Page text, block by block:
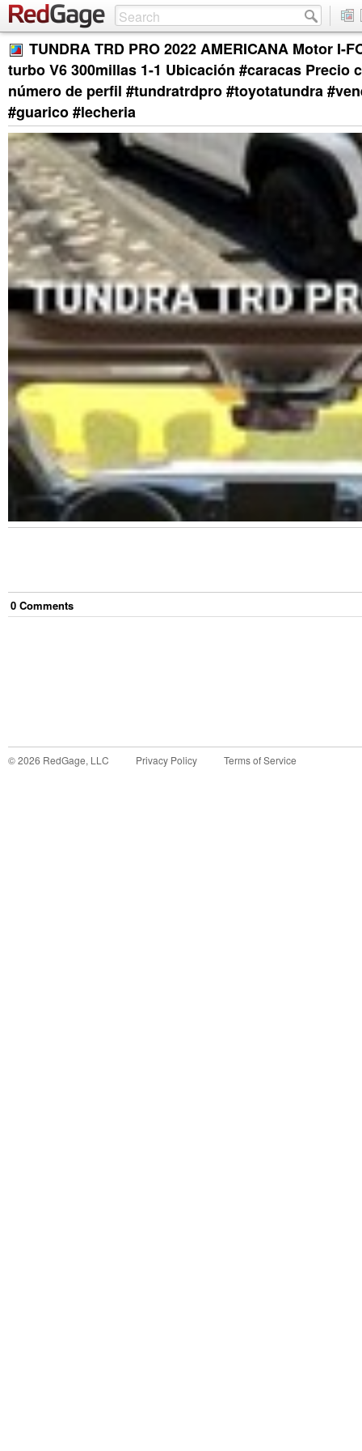
TUNDRA TRD PRO 2022 AMERICANA Motor I-
turbo V6 300millas 1-1 Ubicación #caracas Precio
número de perfil #tundratrdpro #toyotatundra
#guarico #lecheria
0 Comments
©2026 RedGage, LLC Privacy Policy Terms of Service